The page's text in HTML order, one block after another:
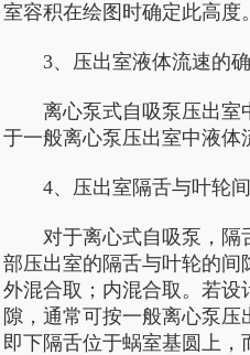
室容积在绘图时确定此高度
3、压出室液体流速的
离心泵式自吸泵压出室
于一般离心泵压出室中液体
4、压出室隔舌与叶轮间
对于离心式自吸泵，隔
部压出室的隔舌与叶轮的
外混合取；内混合取。若
隙，通常可按一般离心泵
即下隔舌位于蜗室基圆上，